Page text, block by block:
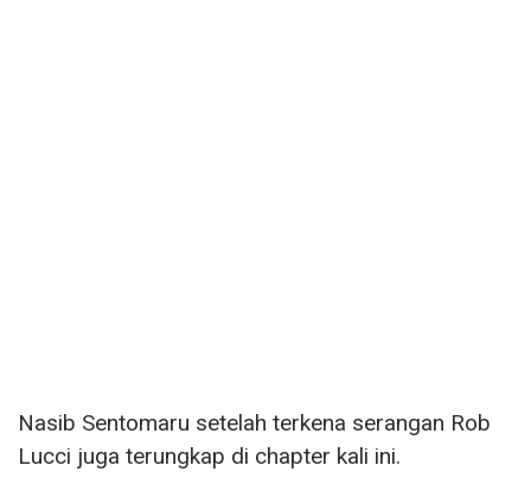
Nasib Sentomaru setelah terkena serangan Rob
Lucci juga terungkap di chapter kali ini.